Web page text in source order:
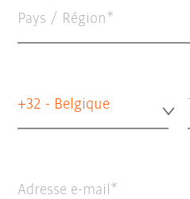
Pays / Région*
+32 - Belgique
Adresse e-mail